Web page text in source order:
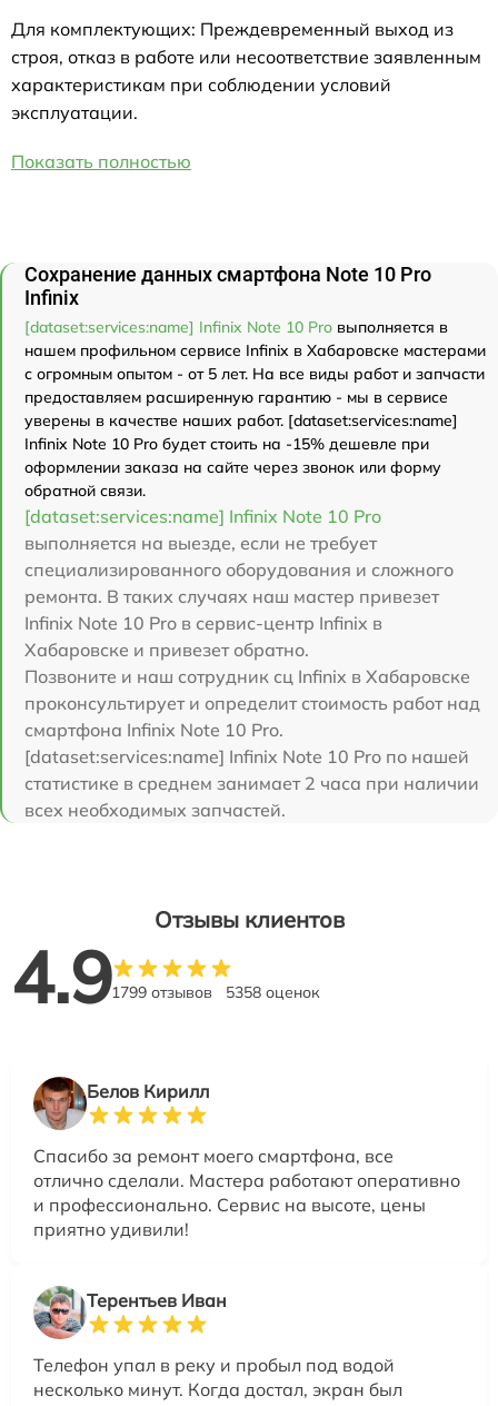
Для комплектующих: Преждевременный выход из
строя, отказ в работе или несоответствие заявленным
характеристикам при соблюдении условий
эксплуатации.
Показать полностью
Сохранение данных смартфона Note 10 Pro
Infinix
[dataset:services:name] Infinix Note 10 Pro выполняется в
нашем профильном сервисе Infinix в Хабаровске мастерами
с огромным опытом - от 5 лет. На все виды работ и запчасти
предоставляем расширенную гарантию - мы в сервисе
уверены в качестве наших работ. [dataset:services:name]
Infinix Note 10 Pro будет стоить на -15% дешевле при
оформлении заказа на сайте через звонок или форму
обратной связи.
[dataset:services:name] Infinix Note 10 Pro
выполняется на выезде, если не требует
специализированного оборудования и сложного
ремонта. В таких случаях наш мастер привезет
Infinix Note 10 Pro в сервис-центр Infinix в
Хабаровске и привезет обратно.
Позвоните и наш сотрудник сц Infinix в Хабаровске
проконсультирует и определит стоимость работ над
смартфона Infinix Note 10 Pro.
[dataset:services:name] Infinix Note 10 Pro по нашей
статистике в среднем занимает 2 часа при наличии
всех необходимых запчастей.
Отзывы клиентов
4.91799 отзывов 5358 оценок
Белов Кирилл
Спасибо за ремонт моего смартфона, все
отлично сделали. Мастера работают оперативно
и профессионально. Сервис на высоте, цены
приятно удивили!
Терентьев Иван
Телефон упал в реку и пробыл под водой
несколько минут. Когда достал, экран был